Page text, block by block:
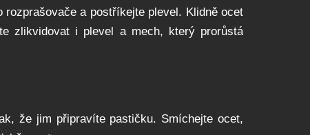
a postříkejte plevel. Klidně ocet
zlikvidovat i plevel a mech, který prorůstá
že jim připravíte pastičku. Smíchejte ocet,